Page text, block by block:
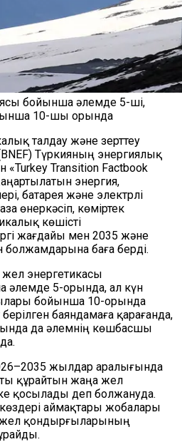
бойынша әлемде 5-ші,
10-шы орында
талдау және зерттеу
Түркияның энергиялық
«Turkey Transition Factbook
энергия,
батарея және электрлі
өнеркәсіп, көміртек
көшісті
жағдайы мен 2035 және
баға берді.
энергетикасы
5-орында, ал күн
бойынша 10-орында
баяндамаға қарағанда,
да әлемнің көшбасшы
жылдар аралығында
құрайтын жаңа жел
қосылады деп болжануда.
аймақтары жобалары
жел қондырғыларының